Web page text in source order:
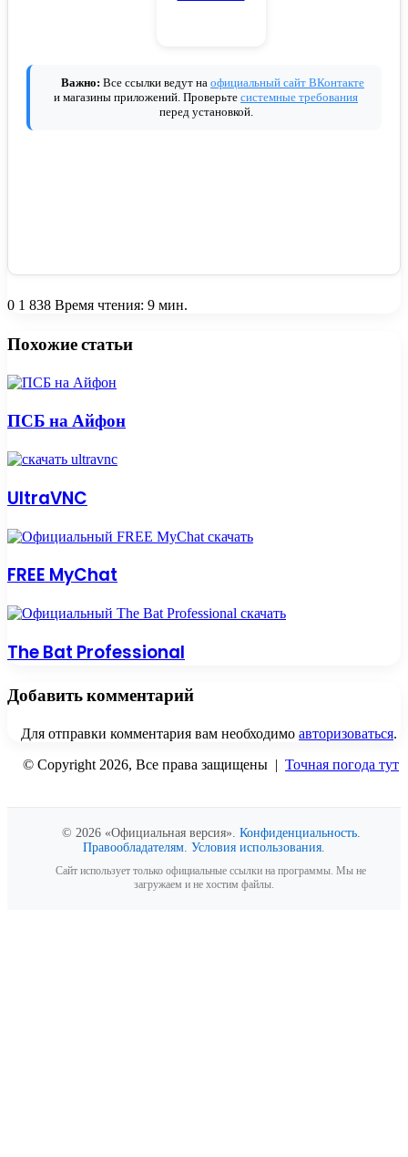
Важно: Все ссылки ведут на официальный сайт ВКонтакте
и магазины приложений. Проверьте системные требования
перед установкой.
0 1 838 Время чтения: 9 мин.
через
электронную
Похожие статьи
ПСБ на Айфон
UltraVNC
FREE MyChat
The Bat Professional
Добавить комментарий
Для отправки комментария вам необходимо авторизоваться.
© Copyright 2026, Все права защищены | Точная погода тут
© 2026 «Официальная версия». Конфиденциальность.
Правообладателям. Условия использования.
Сайт использует только официальные ссылки на программы. Мы не
загружаем и не хостим файлы.